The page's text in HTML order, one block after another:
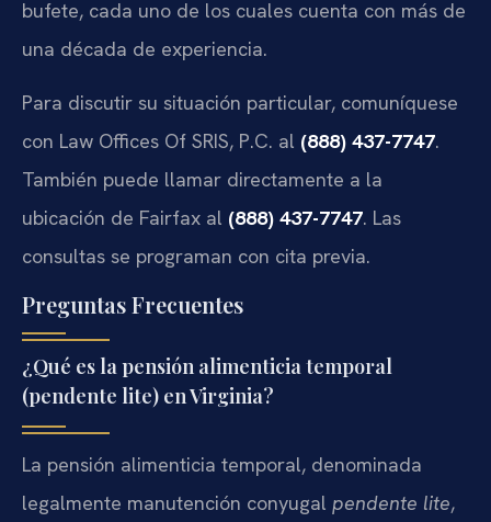
bufete, cada uno de los cuales cuenta con más de
una década de experiencia.
Para discutir su situación particular, comuníquese
con Law Offices Of SRIS, P.C. al (888) 437-7747.
También puede llamar directamente a la
ubicación de Fairfax al (888) 437-7747. Las
consultas se programan con cita previa.
Preguntas Frecuentes
¿Qué es la pensión alimenticia temporal
(pendente lite) en Virginia?
La pensión alimenticia temporal, denominada
legalmente manutención conyugal pendente lite,